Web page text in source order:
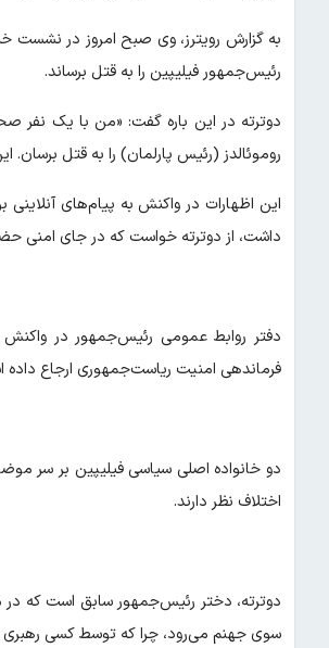
به گزارش رویترز، وی صبح امروز در نشست
رئیس‌جمهور فیلیپین را به قتل برساند.
دوترته در این باره گفت: «من با یک نفر
روموئالدز (رئیس پارلمان) را به قتل
این اظهارات در واکنش به پیام‌های
داشت، از دوترته خواست که در جای امنی
دفتر روابط عمومی رئیس‌جمهور در
فرماندهی امنیت ریاست‌جمهوری ارجاع
دو خانواده اصلی سیاسی فیلیپین بر سر
اختلاف نظر دارند.
دوترته، دختر رئیس‌جمهور سابق است که در
سوی جهنم می‌رود، چرا که توسط کسی